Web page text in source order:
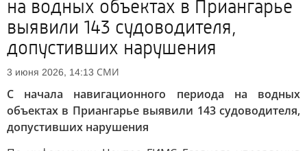
на водных объектах в Приангарье
выявили 143 судоводителя,
допустивших нарушения
3 июня 2026, 14:13 СМИ
С начала навигационного периода на водных
объектах в Приангарье выявили 143 судоводителя,
допустивших нарушения